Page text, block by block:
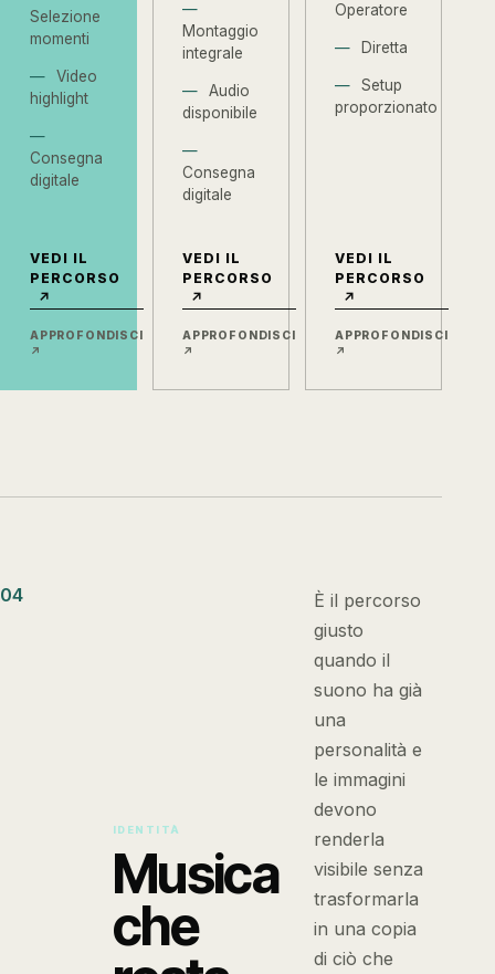
Selezione
momenti
Video
highlight
Consegna
digitale
VEDI IL
PERCORSO
↗
APPROFONDISCI
↗
Montaggio
integrale
Audio
disponibile
Consegna
digitale
VEDI IL
PERCORSO
↗
APPROFONDISCI
↗
Operatore
Diretta
Setup
proporzionato
VEDI IL
PERCORSO
↗
APPROFONDISCI
↗
04
IDENTITÀ
Musica
che
È il percorso
giusto
quando il
suono ha già
una
personalità e
le immagini
devono
renderla
visibile senza
trasformarla
in una copia
di ciò che